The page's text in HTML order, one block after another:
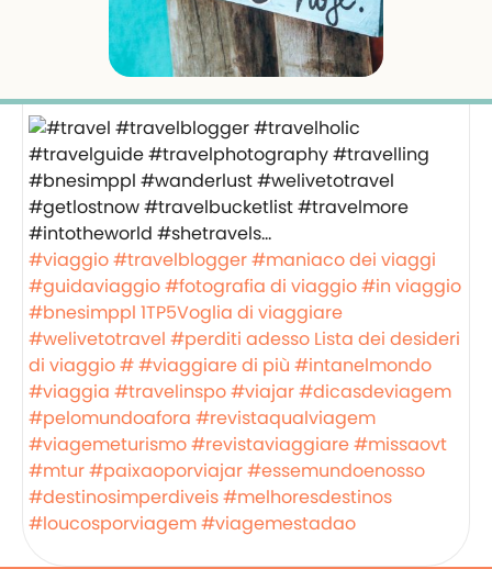
#viaggio#travelblogger#maniaco dei viaggi
#guidaviaggio#fotografia di viaggio#in viaggio
#bnesimppl 1TP5Voglia di viaggiare
#welivetotravel #perditi adesso Lista dei desideri
di viaggio ##viaggiare di più #intanelmondo
#viaggia #travelinspo#viajar#dicasdeviagem
#pelomundoafora #revistaqualviagem
#viagemeturismo#revistaviaggiare#missaovt
#mtur#paixaoporviajar#essemundoenosso
#destinosimperdiveis#melhoresdestinos
#loucosporviagem#viagemestadao